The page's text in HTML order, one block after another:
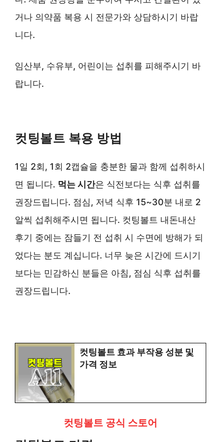
거나 의약품 복용 시 전문가와 상담하시기 바랍
니다.
임산부, 수유부, 어린이는 섭취를 피해주시기 바
랍니다.
컷팅볼트 복용 방법
1일 2회, 1회 2캡슐을 충분한 물과 함께 섭취하시
면 됩니다. 먹는 시간은 식전보다는 식후 섭취를
권장드립니다. 점심, 저녁 식후 15~30분 내로 2
알씩 섭취해주시면 됩니다. 컷팅볼트 내돈내산
후기 중에는 잠들기 전 섭취 시 수면에 방해가 되
었다는 분도 계십니다. 너무 늦은 시간에 드시기
보다는 민감하신 분들은 아침, 점심 식후 섭취를
권장드립니다.
컷팅볼트 효과 부작용 성분 및
가격 정보
컷팅볼트 공식 스토어